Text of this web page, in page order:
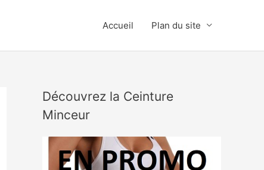
Accueil Plan du site
Découvrez la Ceinture
Minceur